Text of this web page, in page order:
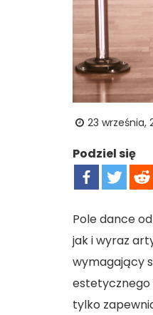
23 września,
Podziel się
Pole dance
jak i wyraz
wymagający
estetycznego
tylko